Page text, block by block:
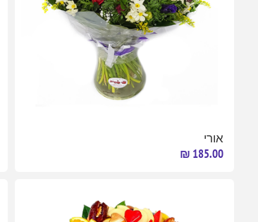
אורי
185.00 ₪